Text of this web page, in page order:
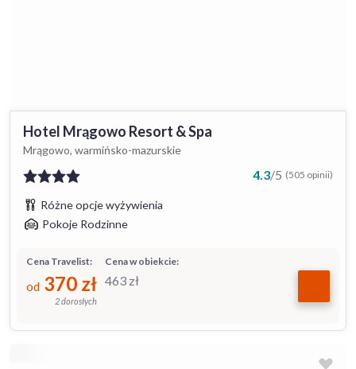
Hotel Mrągowo Resort & Spa
Mrągowo, warmińsko-mazurskie
4.3/5 (505 opinii)
Różne opcje wyżywienia
Pokoje Rodzinne
Cena w obiekcie:
463 zł
Cena Travelist:
od 370 zł
2 dorosłych